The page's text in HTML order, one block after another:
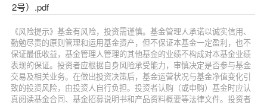
2号）.pdf
《风险提示》基金有风险，投资需谨慎。基金管理人承诺以诚实信用、
勤勉尽责的原则管理和运用基金资产，但不保证本基金一定盈利，也不
保证最低收益，基金管理人管理的其他基金的业绩不构成对本基金业绩
表现的保证。投资者应根据自身风险承受能力，审慎决定是否参与基金
交易及相关业务。在做出投资决策后，基金运营状况与基金净值变化引
致的投资风险，由投资人自行负担。投资者认购（或申购）基金时应认
真阅读基金合同、基金招募说明书和产品资料概要等法律文件。投资者